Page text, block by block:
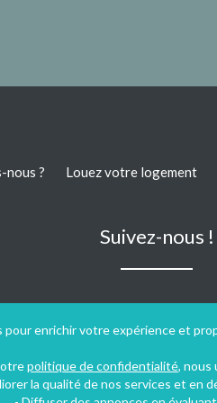
enrichir votre expérience et
politique de confidentialité, nous
la qualité de nos services et en
nous ? Louez votre logement
Suivez-nous !